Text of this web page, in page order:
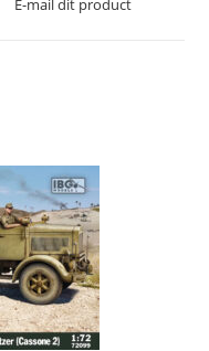
nieuw
E-mail dit product